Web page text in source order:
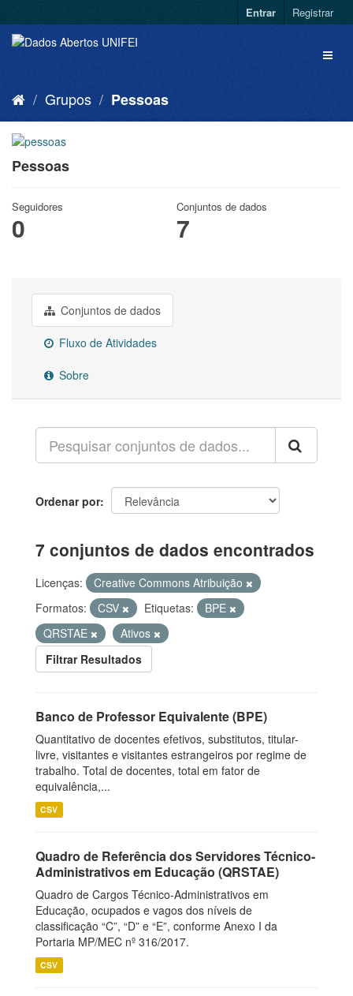
Entrar Registrar
Grupos Pessoas
Pessoas
Seguidores
0
Conjuntos de dados
7
Conjuntos de dados
Fluxo de Atividades
Sobre
Ordenar por
7 conjuntos de dados encontrados
Licenças:
Creative Commons Atribuição
Formatos:
CSV Etiquetas:
BPE
QRSTAE
Ativos
Filtrar Resultados
Banco de Professor Equivalente (BPE)
Quantitativo de docentes efetivos, substitutos, titular-
livre, visitantes e visitantes estrangeiros por regime de
trabalho. Total de docentes, total em fator de
equivalência,...
CSV
Quadro de Referência dos Servidores Técnico-
Administrativos em Educação (QRSTAE)
Quadro de Cargos Técnico-Administrativos em
Educação, ocupados e vagos dos níveis de
classificação “C”, “D” e “E”, conforme Anexo I da
Portaria MP/MEC nº 316/2017.
CSV